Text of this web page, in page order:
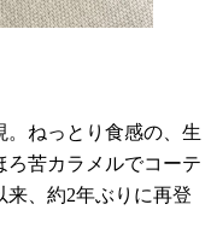
。ねっとり食感の、生
ろ苦カラメルでコーテ
来、約2年ぶりに再登